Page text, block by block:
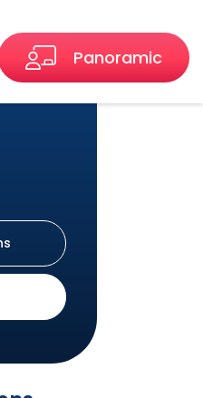
Panoramic